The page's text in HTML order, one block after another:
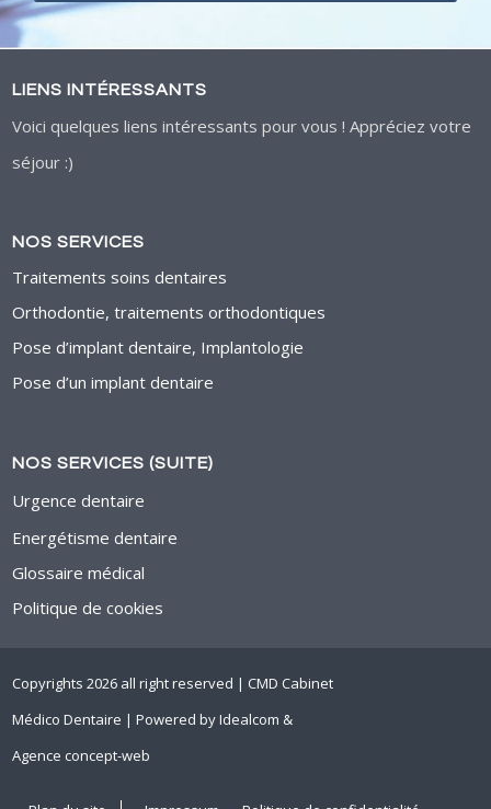
LIENS INTÉRESSANTS
Voici quelques liens intéressants pour vous ! Appréciez votre
séjour :)
NOS SERVICES
Traitements soins dentaires
Orthodontie, traitements orthodontiques
Pose d’implant dentaire, Implantologie
Pose d’un implant dentaire
NOS SERVICES (SUITE)
Urgence dentaire
Energétisme dentaire
Glossaire médical
Politique de cookies
Copyrights 2026 all right reserved | CMD Cabinet
Médico Dentaire | Powered byIdealcom &
Agence concept-web